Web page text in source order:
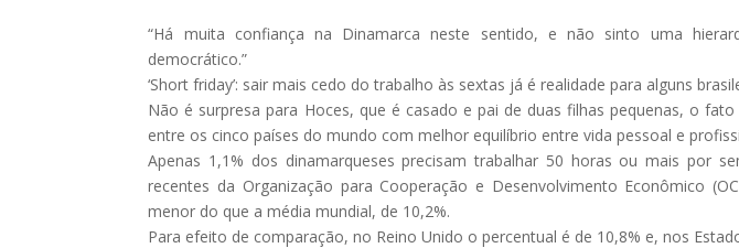
“Há muita confiança na Dinamarca neste sentido, e não sinto uma
democrático.”
‘Short friday’: sair mais cedo do trabalho às sextas já é realidade para alguns
Não é surpresa para Hoces, que é casado e pai de duas filhas pequenas, o
entre os cinco países do mundo com melhor equilíbrio entre vida pessoal e
Apenas 1,1% dos dinamarqueses precisam trabalhar 50 horas ou mais por
recentes da Organização para Cooperação e Desenvolvimento Econômico
menor do que a média mundial, de 10,2%.
Para efeito de comparação, no Reino Unido o percentual é de 10,8% e, nos